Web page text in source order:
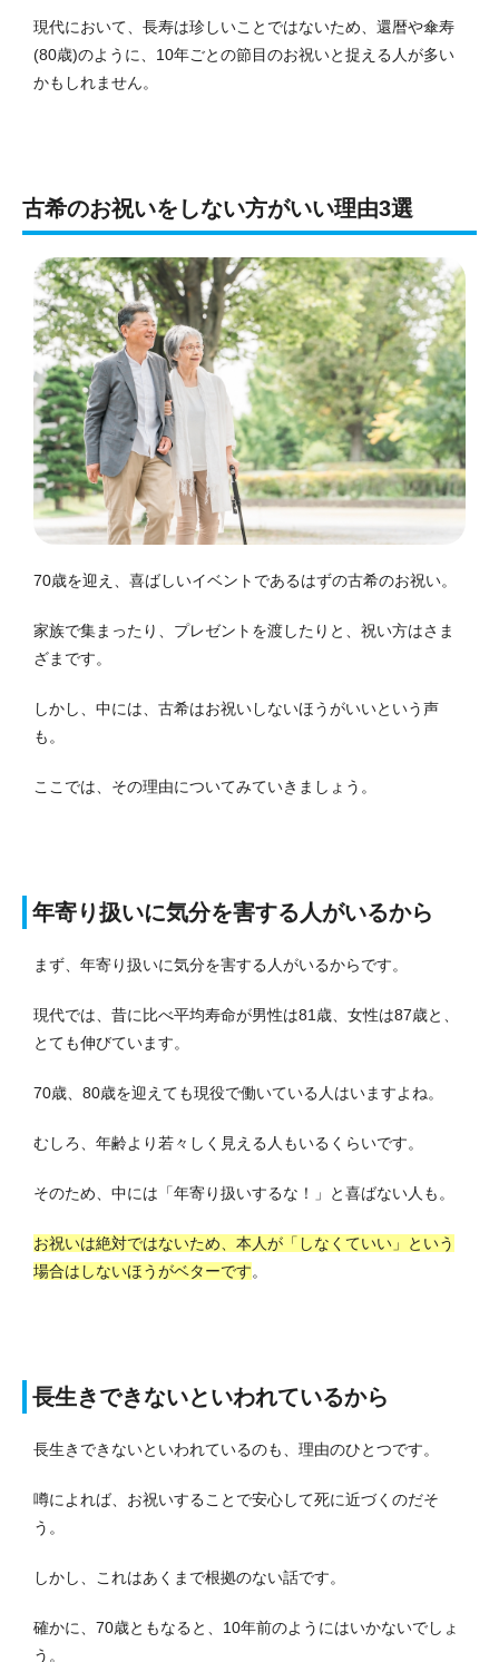
現代において、長寿は珍しいことではないため、還暦や傘寿
(80歳)のように、10年ごとの節目のお祝いと捉える人が多い
かもしれません。
古希のお祝いをしない方がいい理由3選
70歳を迎え、喜ばしいイベントであるはずの古希のお祝い。
家族で集まったり、プレゼントを渡したりと、祝い方はさま
ざまです。
しかし、中には、古希はお祝いしないほうがいいという声
も。
ここでは、その理由についてみていきましょう。
年寄り扱いに気分を害する人がいるから
まず、年寄り扱いに気分を害する人がいるからです。
現代では、昔に比べ平均寿命が男性は81歳、女性は87歳と、
とても伸びています。
70歳、80歳を迎えても現役で働いている人はいますよね。
むしろ、年齢より若々しく見える人もいるくらいです。
そのため、中には「年寄り扱いするな！」と喜ばない人も。
お祝いは絶対ではないため、本人が「しなくていい」という
場合はしないほうがベターです。
長生きできないといわれているから
長生きできないといわれているのも、理由のひとつです。
噂によれば、お祝いすることで安心して死に近づくのだそ
う。
しかし、これはあくまで根拠のない話です。
確かに、70歳ともなると、10年前のようにはいかないでしょ
う。